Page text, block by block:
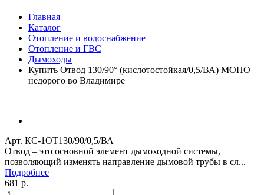
Главная
Каталог
Отопление и водоснабжение
Отопление и ГВС
Дымоходы
Купить Отвод 130/90° (кислотостойкая/0,5/ВА) МОНО
недорого во Владимире
Арт. КС-1ОТ130/90/0,5/ВА
Отвод – это основной элемент дымоходной системы,
позволяющий изменять направление дымовой трубы в сл...
Подробнее
681 р.